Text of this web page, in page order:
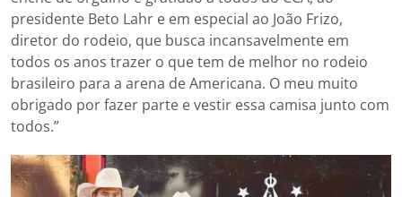
presidente Beto Lahr e em especial ao João Frizo,
diretor do rodeio, que busca incansavelmente em
todos os anos trazer o que tem de melhor no rodeio
brasileiro para a arena de Americana. O meu muito
obrigado por fazer parte e vestir essa camisa junto com
todos.”